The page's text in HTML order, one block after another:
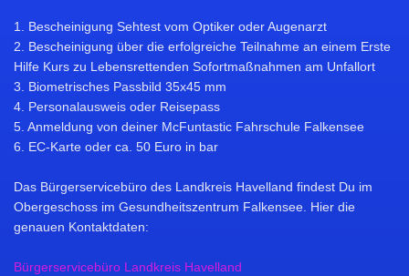
1. Bescheinigung Sehtest vom Optiker oder Augenarzt
2. Bescheinigung über die erfolgreiche Teilnahme an einem Erste
Hilfe Kurs zu Lebensrettenden Sofortmaßnahmen am Unfallort
3. Biometrisches Passbild 35x45 mm
4. Personalausweis oder Reisepass
5. Anmeldung von deiner McFuntastic Fahrschule Falkensee
6. EC-Karte oder ca. 50 Euro in bar
Das Bürgerservicebüro des Landkreis Havelland findest Du im
Obergeschoss im Gesundheitszentrum Falkensee. Hier die
genauen Kontaktdaten:
Bürgerservicebüro Landkreis Havelland